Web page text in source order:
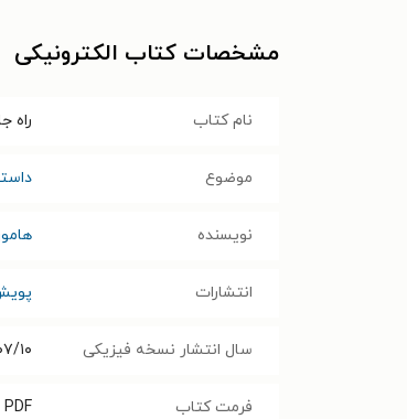
مشخصات کتاب الکترونیکی
نام کتاب راه
موضوع
نویسنده
انتشارات
سال انتشار نسخه فیزیکی
فرمت کتاب PDF